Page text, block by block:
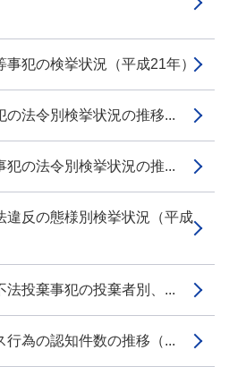
犯の検挙状況（平成21年）
法令別検挙状況の推移...
の法令別検挙状況の推...
反の態様別検挙状況（平成
投棄事犯の投棄者別、...
為の認知件数の推移（...